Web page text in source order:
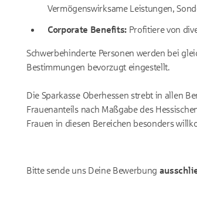
Vermögenswirksame Leistungen,
Corporate Benefits:Profitiere von
Schwerbehinderte Personen werden bei
Bestimmungen bevorzugt eingestellt.
Die Sparkasse Oberhessen strebt in allen
Frauenanteils nach Maßgabe des
Frauen in diesen Bereichen besonders
Bitte sende uns Deine Bewerbung